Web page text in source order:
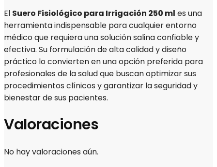
El Suero Fisiológico para Irrigación 250 ml es una
herramienta indispensable para cualquier entorno
médico que requiera una solución salina confiable y
efectiva. Su formulación de alta calidad y diseño
práctico lo convierten en una opción preferida para
profesionales de la salud que buscan optimizar sus
procedimientos clínicos y garantizar la seguridad y
bienestar de sus pacientes.
Valoraciones
No hay valoraciones aún.